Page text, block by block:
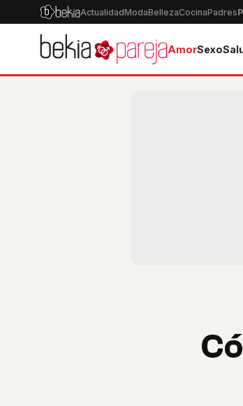
ActualidadModaBellezaCocinaPadres
AmorSexo